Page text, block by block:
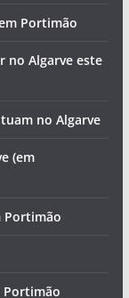
Portimão
no Algarve este
no Algarve
(em
Portimão
Portimão